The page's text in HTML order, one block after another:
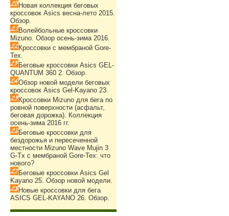
Новая коллекция беговых
кроссовок Asics весна-лето 2015.
Обзор.
Волейбольные кроссовки
Mizuno. Обзор осень-зима 2016.
Кроссовки с мембраной Gore-
Tex.
Беговые кроссовки Asics GEL-
QUANTUM 360 2. Обзор.
Обзор новой модели беговых
кроссовок Asics Gel-Kayano 23.
Кроссовки Mizuno для бега по
ровной поверхности (асфальт,
беговая дорожка). Коллекция
осень-зима 2016 гг.
Беговые кроссовки для
бездорожья и пересеченной
местности Mizuno Wave Mujin 3
G-Tx с мембраной Gore-Tex: что
нового?
Беговые кроссовки Asics Gel
Kayano 25. Обзор новой модели.
Новые кроссовки для бега
ASICS GEL-KAYANO 26. Обзор.